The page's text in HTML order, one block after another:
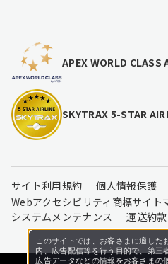
APEX WORLD CLASS
SKYTRAX 5-STAR
サイト利用規約 個人情報保護
Webアクセシビリティ 商標サイト
システムメンテナンス
運送約款
このサイトでは、お客さまに適した
内、広告配信等を行う目的で、第三
広告データなどの情報をお客さまの